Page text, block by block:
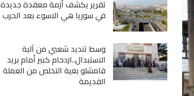
تقرير يكشف أزمة معقدة جديدة
في سوريا هي الاسوء بعد الحرب
وسط تنديد شعبي من آلية
الاستبدال..ازدحام كبير أمام بريد
قامشلو بغية التخلص من العملة
القديمة